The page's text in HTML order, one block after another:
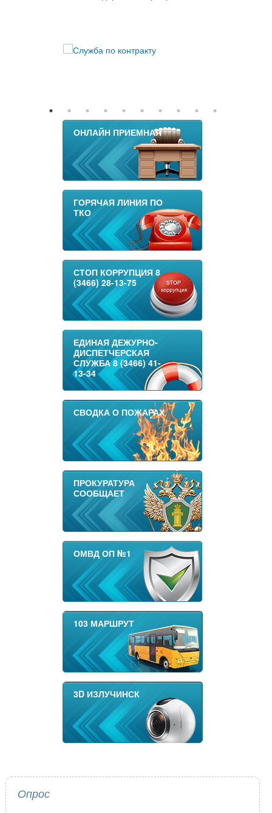
ОНЛАЙН ПРИЕМНАЯ
ГОРЯЧАЯ ЛИНИЯ ПО
ТКО
СТОП КОРРУПЦИЯ 8
(3466) 28-13-75
ЕДИНАЯ ДЕЖУРНО-
ДИСПЕТЧЕРСКАЯ
СЛУЖБА 8 (3466) 41-
13-34
СВОДКА О ПОЖАРАХ
ПРОКУРАТУРА
СООБЩАЕТ
ОМВД ОП №1
103 МАРШРУТ
3D ИЗЛУЧИНСК
Опрос